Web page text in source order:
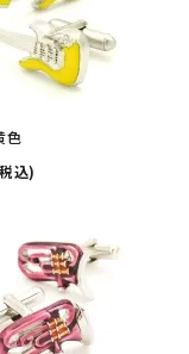
色
込)